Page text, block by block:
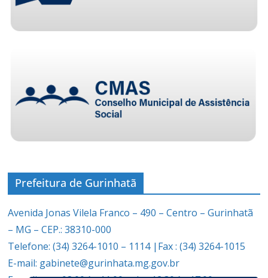
Prefeitura de Gurinhatã
Avenida Jonas Vilela Franco – 490 – Centro – Gurinhatã
– MG – CEP.: 38310-000
Telefone: (34) 3264-1010 – 1114 |Fax : (34) 3264-1015
E-mail: gabinete@gurinhata.mg.gov.br